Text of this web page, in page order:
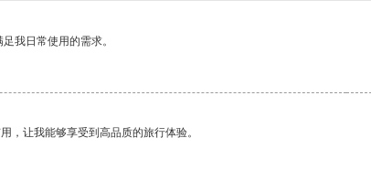
我日常使用的需求。
，让我能够享受到高品质的旅行体验。